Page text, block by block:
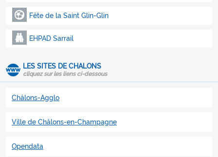
Fête de la Saint Glin-Glin
EHPAD Sarrail
LES SITES DE CHALONS
cliquez sur les liens ci-dessous
Châlons-Agglo
Ville de Châlons-en-Champagne
Opendata